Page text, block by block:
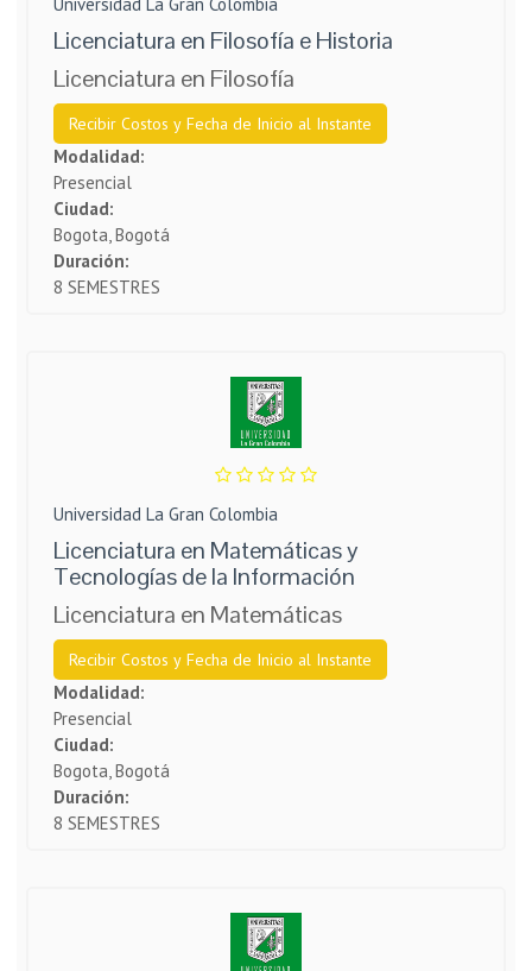
Licenciatura en Filosofía e Historia
Licenciatura en Filosofía
Recibir Costos y Fecha de Inicio al Instante
Modalidad:
Presencial
Ciudad:
Bogota, Bogotá
Duración:
8 SEMESTRES
Universidad La Gran Colombia
Licenciatura en Matemáticas y
Tecnologías de la Información
Licenciatura en Matemáticas
Recibir Costos y Fecha de Inicio al Instante
Modalidad:
Presencial
Ciudad:
Bogota, Bogotá
Duración:
8 SEMESTRES